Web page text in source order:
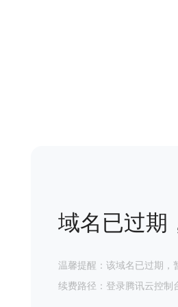
域名已过期
温馨提醒：该域名已过期，
续费路径：登录腾讯云控制